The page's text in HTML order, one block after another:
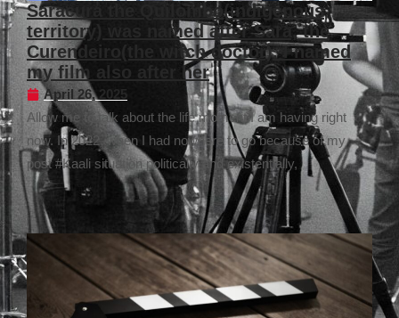
Saracura the Quilombo(indigenous
territory) was named after Sara, the
Curendeiro(the witch doctor). I named
my film also after her
April 26, 2025
Allow me to talk about the life moment I am having right
now. In 2022, when I had nowhere to go because of my
post #Kaali situation politically and existentially,